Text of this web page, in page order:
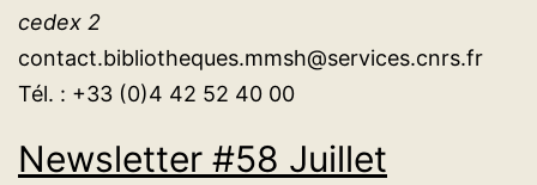
cedex 2
contact.bibliotheques.mmsh@services.cnrs.fr
Tél. : +33 (0)4 42 52 40 00
Newsletter #58 Juillet